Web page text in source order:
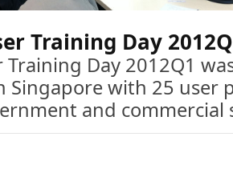
Training Day
Training Day 2012Q1
Singapore with 25 user
and commercial